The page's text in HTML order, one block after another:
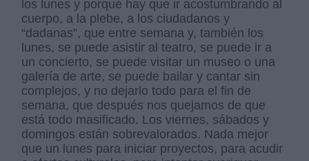
los lunes y porque hay que ir acostumbrando al
cuerpo, a la plebe, a los ciudadanos y
“dadanas”, que entre semana y, también los
lunes, se puede asistir al teatro, se puede ir a
un concierto, se puede visitar un museo o una
galería de arte, se puede bailar y cantar sin
complejos, y no dejarlo todo para el fin de
semana, que después nos quejamos de que
está todo masificado. Los viernes, sábados y
domingos están sobrevalorados. Nada mejor
que un lunes para iniciar proyectos, para acudir